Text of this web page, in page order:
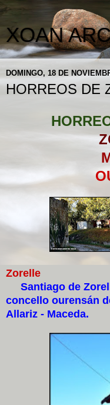
XOAN
DOMINGO, 18 DE
HORREOS DE
Zorelle
Santiago de
concello ourensán
Allariz - Maceda.